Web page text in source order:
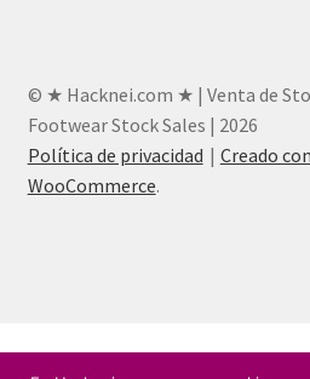
© ★ Hacknei.com ★ | Venta de
Footwear Stock Sales | 2026
Política de privacidad
Creado
WooCommerce.